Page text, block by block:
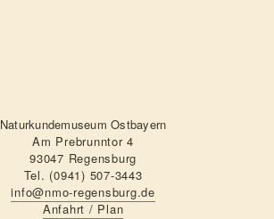
Naturkundemuseum Ostbayern
Am Prebrunntor 4
93047 Regensburg
Tel. (0941) 507-3443
info@nmo-regensburg.de
Anfahrt / Plan